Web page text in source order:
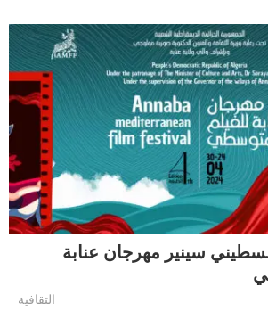
سينير مهرجان عنابة
التقافية